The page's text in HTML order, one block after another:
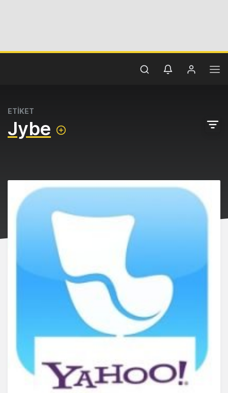
ETİKET
Jybe